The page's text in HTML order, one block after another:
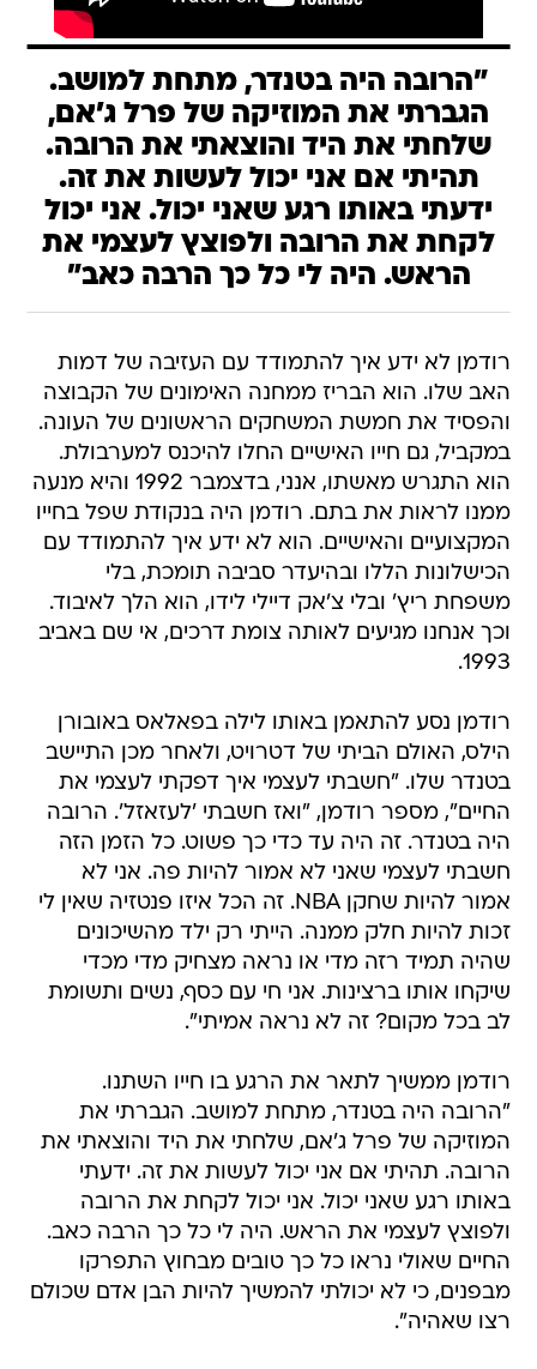
"הרובה היה בטנדר, מתחת למושב.
הגברתי את המוזיקה של פרל ג'אם,
שלחתי את היד והוצאתי את הרובה.
תהיתי אם אני יכול לעשות את זה.
ידעתי באותו רגע שאני יכול. אני יכול
לקחת את הרובה ולפוצץ לעצמי את
הראש. היה לי כל כך הרבה כאב"
רודמן לא ידע איך להתמודד עם העזיבה של דמות
האב שלו. הוא הבריז ממחנה האימונים של הקבוצה
והפסיד את חמשת המשחקים הראשונים של העונה.
במקביל, גם חייו האישיים החלו להיכנס למערבולת.
הוא התגרש מאשתו, אנני, בדצמבר 1992 והיא מנעה
ממנו לראות את בתם. רודמן היה בנקודת שפל בחייו
המקצועיים והאישיים. הוא לא ידע איך להתמודד עם
הכישלונות הללו ובהיעדר סביבה תומכת, בלי
משפחת ריץ' ובלי צ'אק דיילי לידו, הוא הלך לאיבוד.
וכך אנחנו מגיעים לאותה צומת דרכים, אי שם באביב
1993.
רודמן נסע להתאמן באותו לילה בפאלאס באובורן
הילס, האולם הביתי של דטרויט, ולאחר מכן התיישב
בטנדר שלו. "חשבתי לעצמי איך דפקתי לעצמי את
החיים", מספר רודמן, "ואז חשבתי 'לעזאזל'. הרובה
היה בטנדר. זה היה עד כדי כך פשוט. כל הזמן הזה
חשבתי לעצמי שאני לא אמור להיות פה. אני לא
אמור להיות שחקן NBA. זה הכל איזו פנטזיה שאין לי
זכות להיות חלק ממנה. הייתי רק ילד מהשיכונים
שהיה תמיד רזה מדי או נראה מצחיק מדי מכדי
שיקחו אותו ברצינות. אני חי עם כסף, נשים ותשומת
לב בכל מקום? זה לא נראה אמיתי".
רודמן ממשיך לתאר את הרגע בו חייו השתנו.
"הרובה היה בטנדר, מתחת למושב. הגברתי את
המוזיקה של פרל ג'אם, שלחתי את היד והוצאתי את
הרובה. תהיתי אם אני יכול לעשות את זה. ידעתי
באותו רגע שאני יכול. אני יכול לקחת את הרובה
ולפוצץ לעצמי את הראש. היה לי כל כך הרבה כאב.
החיים שאולי נראו כל כך טובים מבחוץ התפרקו
מבפנים, כי לא יכולתי להמשיך להיות הבן אדם שכולם
רצו שאהיה".